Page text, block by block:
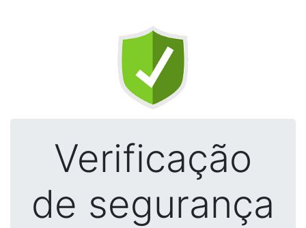
Verificação
de segurança